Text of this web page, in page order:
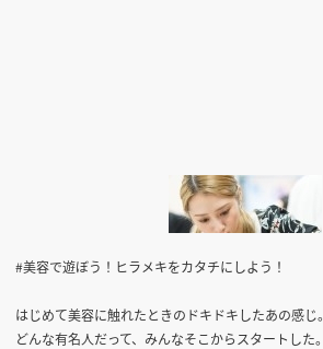
#美容で遊ぼう！ヒラメキをカタチにしよう！
はじめて美容に触れたときのドキドキしたあの感じ。
どんな有名人だって、みんなそこからスタートした。